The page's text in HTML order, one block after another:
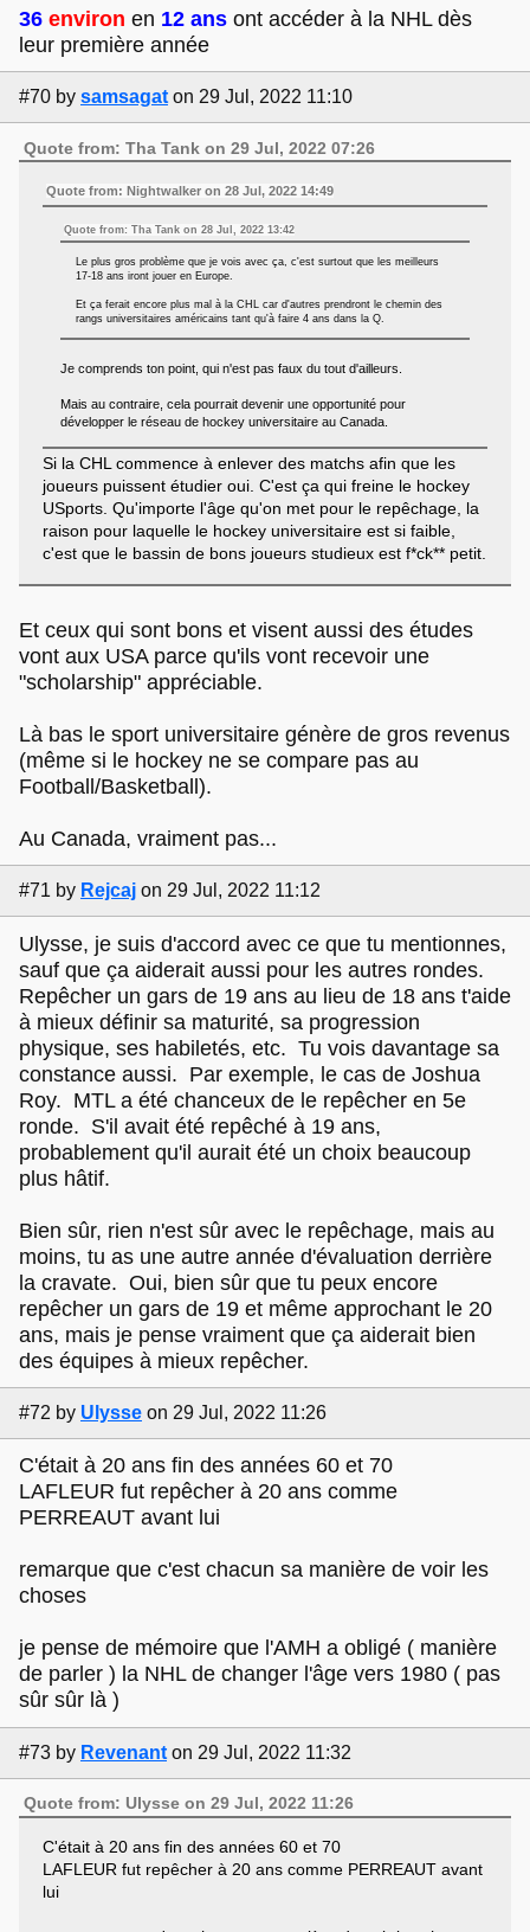
36 environ en 12 ans ont accéder à la NHL dès
leur première année
#70 by samsagat on 29 Jul, 2022 11:10
Quote from: Tha Tank on 29 Jul, 2022 07:26
Quote from: Nightwalker on 28 Jul, 2022 14:49
Quote from: Tha Tank on 28 Jul, 2022 13:42
Le plus gros problème que je vois avec ça, c'est surtout que les meilleurs
17-18 ans iront jouer en Europe.
Et ça ferait encore plus mal à la CHL car d'autres prendront le chemin des
rangs universitaires américains tant qu'à faire 4 ans dans la Q.
Je comprends ton point, qui n'est pas faux du tout d'ailleurs.
Mais au contraire, cela pourrait devenir une opportunité pour
développer le réseau de hockey universitaire au Canada.
Si la CHL commence à enlever des matchs afin que les
joueurs puissent étudier oui. C'est ça qui freine le hockey
USports. Qu'importe l'âge qu'on met pour le repêchage, la
raison pour laquelle le hockey universitaire est si faible,
c'est que le bassin de bons joueurs studieux est f*ck** petit.
Et ceux qui sont bons et visent aussi des études
vont aux USA parce qu'ils vont recevoir une
"scholarship" appréciable.
Là bas le sport universitaire génère de gros revenus
(même si le hockey ne se compare pas au
Football/Basketball).
Au Canada, vraiment pas...
#71 by Rejcaj on 29 Jul, 2022 11:12
Ulysse, je suis d'accord avec ce que tu mentionnes,
sauf que ça aiderait aussi pour les autres rondes.
Repêcher un gars de 19 ans au lieu de 18 ans t'aide
à mieux définir sa maturité, sa progression
physique, ses habiletés, etc. Tu vois davantage sa
constance aussi. Par exemple, le cas de Joshua
Roy. MTL a été chanceux de le repêcher en 5e
ronde. S'il avait été repêché à 19 ans,
probablement qu'il aurait été un choix beaucoup
plus hâtif.
Bien sûr, rien n'est sûr avec le repêchage, mais au
moins, tu as une autre année d'évaluation derrière
la cravate. Oui, bien sûr que tu peux encore
repêcher un gars de 19 et même approchant le 20
ans, mais je pense vraiment que ça aiderait bien
des équipes à mieux repêcher.
#72 by Ulysse on 29 Jul, 2022 11:26
C'était à 20 ans fin des années 60 et 70
LAFLEUR fut repêcher à 20 ans comme
PERREAUT avant lui
remarque que c'est chacun sa manière de voir les
choses
je pense de mémoire que l'AMH a obligé ( manière
de parler ) la NHL de changer l'âge vers 1980 ( pas
sûr sûr là )
#73 by Revenant on 29 Jul, 2022 11:32
Quote from: Ulysse on 29 Jul, 2022 11:26
C'était à 20 ans fin des années 60 et 70
LAFLEUR fut repêcher à 20 ans comme PERREAUT avant
lui